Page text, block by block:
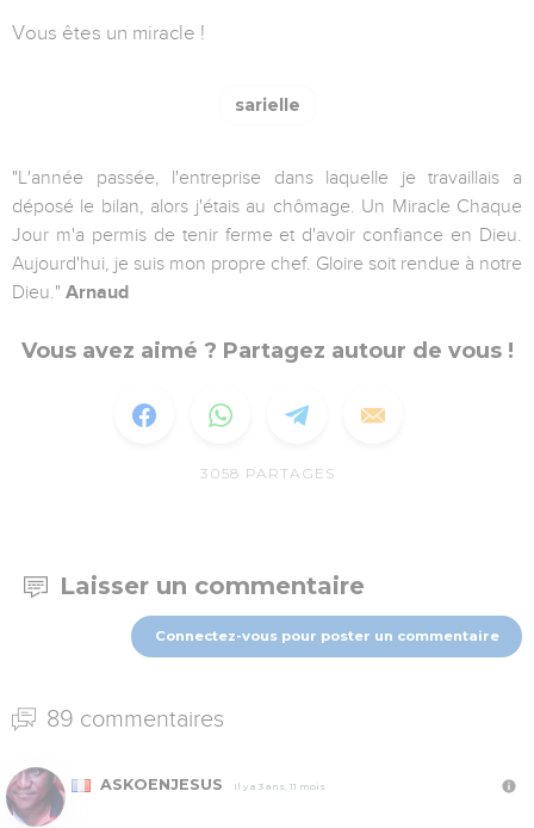
Vous êtes un miracle !
sarielle
"L'année passée, l'entreprise dans laquelle je travaillais a
déposé le bilan, alors j'étais au chômage. Un Miracle Chaque
Jour m'a permis de tenir ferme et d'avoir confiance en Dieu.
Aujourd'hui, je suis mon propre chef. Gloire soit rendue à notre
Dieu." Arnaud
Vous avez aimé ? Partagez autour de vous !
3058 PARTAGES
Laisser un commentaire
Connectez-vous pour poster un commentaire
89 commentaires
ASKOENJESUS Il y a 3 ans, 11 mois